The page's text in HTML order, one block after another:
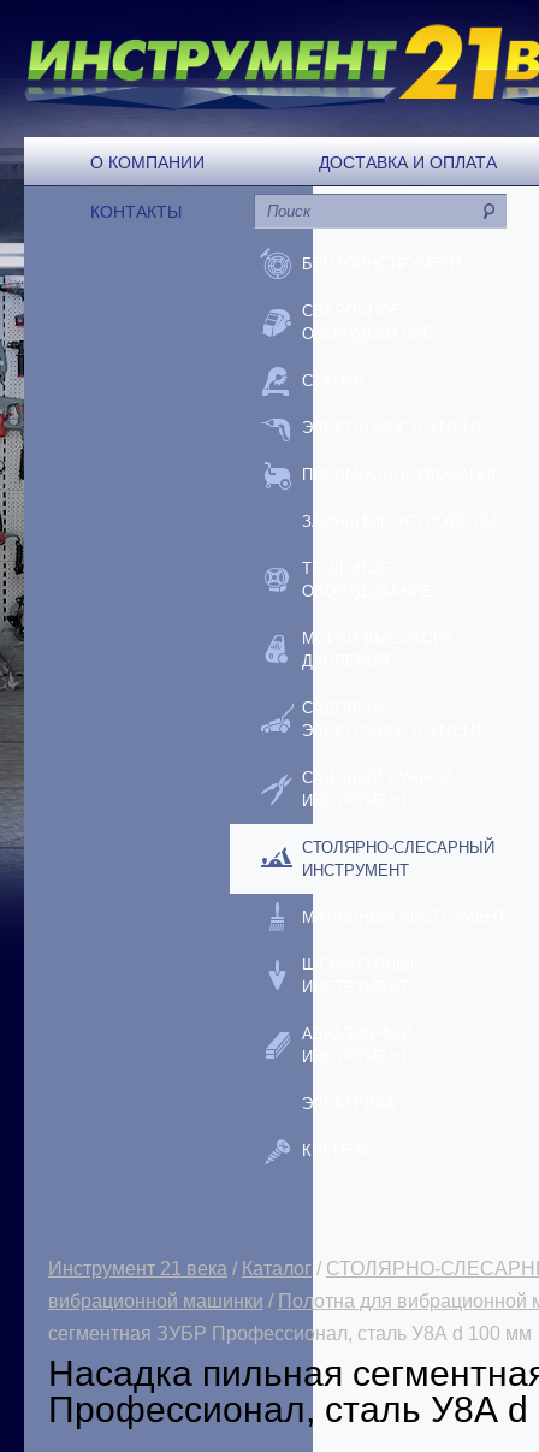
О КОМПАНИИ ДОСТАВКА И ОПЛАТА
КОНТАКТЫ
БЕНЗОИНСТРУМЕНТ
СВАРОЧНОЕ
ОБОРУДОВАНИЕ
СТАНКИ
ЭЛЕКТРОИНСТРУМЕНТ
ПНЕВМООБОРУДОВАНИЕ
ЗАРЯДНЫЕ УСТРОЙСТВА
ТЕПЛОВОЕ
ОБОРУДОВАНИЕ
МОЙКИ ВЫСОКОГО
ДАВЛЕНИЯ
САДОВЫЙ
ЭЛЕКТРОИНСТРУМЕНТ
САДОВЫЙ РУЧНОЙ
ИНСТРУМЕНТ
СТОЛЯРНО-СЛЕСАРНЫЙ
ИНСТРУМЕНТ
МАЛЯРНЫЙ ИНСТРУМЕНТ
ШТУКАТУРНЫЙ
ИНСТРУМЕНТ
АБРАЗИВНЫЙ
ИНСТРУМЕНТ
ЭЛЕКТРИКА
КРЕПЕЖ
Инструмент 21 века / Каталог / СТОЛЯРНО-
вибрационной машинки / Полотна для
сегментная ЗУБР Профессионал, сталь У8А d 100 мм
Насадка пильная
Профессионал, сталь У8А